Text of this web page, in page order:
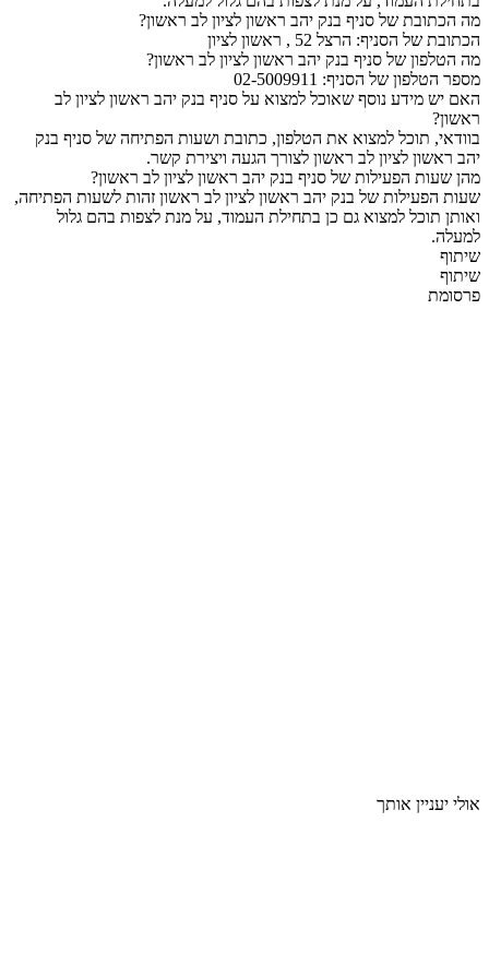
מה הכתובת של סניף בנק יהב ראשון לציון לב ראשון?
הכתובת של הסניף: הרצל 52 , ראשון לציון
מה הטלפון של סניף בנק יהב ראשון לציון לב ראשון?
מספר הטלפון של הסניף: 02-5009911
האם יש מידע נוסף שאוכל למצוא על סניף בנק יהב ראשון לציון לב
ראשון?
בוודאי, תוכל למצוא את הטלפון, כתובת ושעות הפתיחה של סניף בנק
יהב ראשון לציון לב ראשון לצורך הגעה ויצירת קשר.
מהן שעות הפעילות של סניף בנק יהב ראשון לציון לב ראשון?
שעות הפעילות של בנק יהב ראשון לציון לב ראשון זהות לשעות הפתיחה,
ואותן תוכל למצוא גם כן בתחילת העמוד, על מנת לצפות בהם גלול
למעלה.
שיתוף
שיתוף
פרסומת
אולי יעניין אותך